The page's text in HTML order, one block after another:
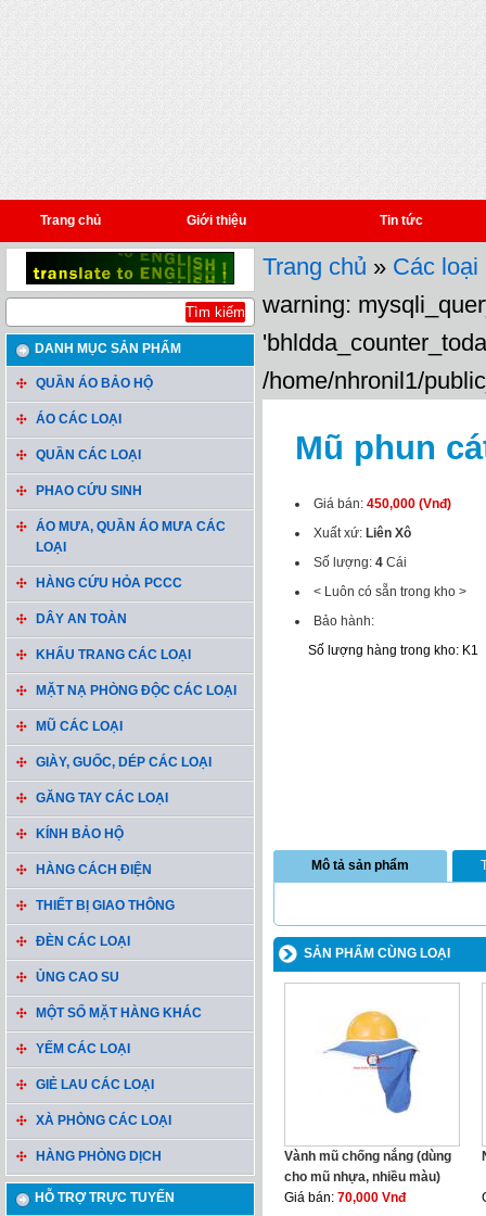
Trang chủ Giới thiệu Tin tức
DANH MỤC SẢN PHẨM
QUẦN ÁO BẢO HỘ
ÁO CÁC LOẠI
QUẦN CÁC LOẠI
PHAO CỨU SINH
ÁO MƯA, QUẦN ÁO MƯA CÁC
LOẠI
HÀNG CỨU HỎA PCCC
DÂY AN TOÀN
KHẨU TRANG CÁC LOẠI
MẶT NẠ PHÒNG ĐỘC CÁC LOẠI
MŨ CÁC LOẠI
GIÀY, GUỐC, DÉP CÁC LOẠI
GĂNG TAY CÁC LOẠI
KÍNH BẢO HỘ
HÀNG CÁCH ĐIỆN
THIẾT BỊ GIAO THÔNG
ĐÈN CÁC LOẠI
ỦNG CAO SU
MỘT SỐ MẶT HÀNG KHÁC
YẾM CÁC LOẠI
GIẺ LAU CÁC LOẠI
XÀ PHÒNG CÁC LOẠI
HÀNG PHÒNG DỊCH
HỖ TRỢ TRỰC TUYẾN
Trang chủ » Các loại
warning:
/home/nhronil1/
Mũ phun
Giá bán: 450,000 (Vnđ)
Xuất xứ: Liên Xô
Số lượng: 4 Cái
< Luôn có sẵn trong kho >
Bảo hành:
Số lượng hàng trong kho: K1
Mô tả sản phẩm
SẢN PHẨM CÙNG LOẠI
Vành mũ chống nắng (dùng
cho mũ nhựa, nhiều màu)
Giá bán: 70,000 Vnđ